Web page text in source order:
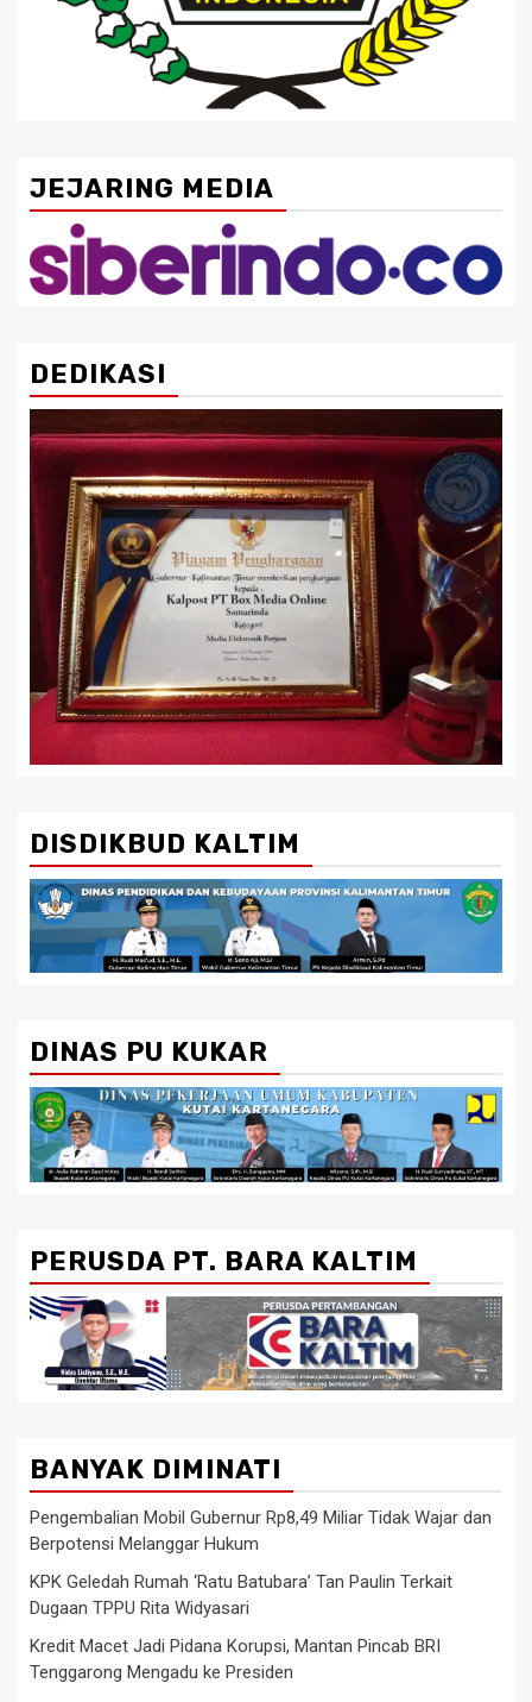
JEJARING MEDIA
DEDIKASI
DISDIKBUD KALTIM
DINAS PU KUKAR
PERUSDA PT. BARA KALTIM
BANYAK DIMINATI
Pengembalian Mobil Gubernur Rp8,49 Miliar Tidak Wajar dan
Berpotensi Melanggar Hukum
KPK Geledah Rumah ‘Ratu Batubara’ Tan Paulin Terkait
Dugaan TPPU Rita Widyasari
Kredit Macet Jadi Pidana Korupsi, Mantan Pincab BRI
Tenggarong Mengadu ke Presiden